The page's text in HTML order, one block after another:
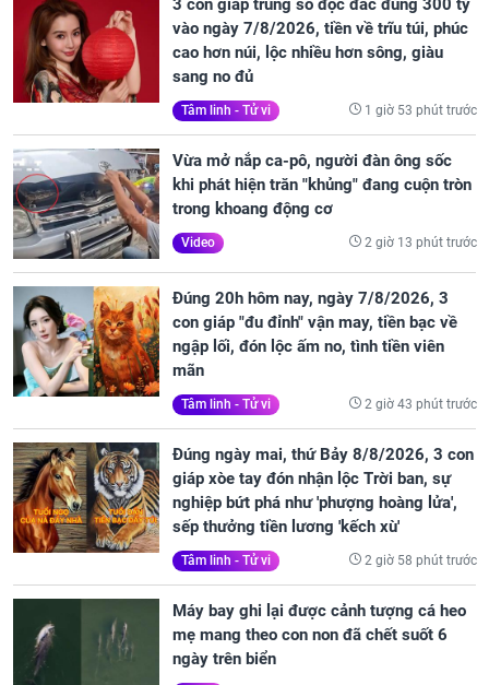
3 con giáp trúng số độc đắc đúng 300 tỷ
vào ngày 7/8/2026, tiền về trĩu túi, phúc
cao hơn núi, lộc nhiều hơn sông, giàu
sang no đủ
Tâm linh - Tử vi 1 giờ 53 phút trước
Vừa mở nắp ca-pô, người đàn ông sốc
khi phát hiện trăn "khủng" đang cuộn tròn
trong khoang động cơ
Video 2 giờ 13 phút trước
Đúng 20h hôm nay, ngày 7/8/2026, 3
con giáp "đu đỉnh" vận may, tiền bạc về
ngập lối, đón lộc ấm no, tình tiền viên
mãn
Tâm linh - Tử vi 2 giờ 43 phút trước
Đúng ngày mai, thứ Bảy 8/8/2026, 3 con
giáp xòe tay đón nhận lộc Trời ban, sự
nghiệp bứt phá như 'phượng hoàng lửa',
sếp thưởng tiền lương 'kếch xù'
Tâm linh - Tử vi 2 giờ 58 phút trước
Máy bay ghi lại được cảnh tượng cá heo
mẹ mang theo con non đã chết suốt 6
ngày trên biển